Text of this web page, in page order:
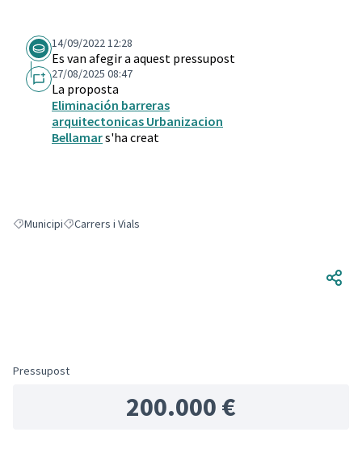
14/09/2022 12:28
Es van afegir a aquest pressupost
27/08/2025 08:47
La proposta
Eliminación barreras
arquitectonicas Urbanizacion
Bellamars'ha creat
Resultats en filtrar per: Municipi
MunicipiResultats en filtrar per: Carrers i Vials
Carrers i Vials
Pressupost
200.000 €